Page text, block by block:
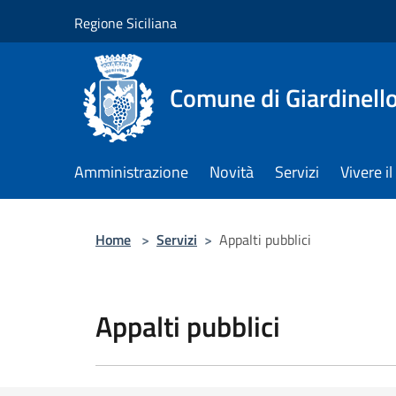
Regione Siciliana
Comune di
Amministrazione Novità Servizi Vivere
Home > Servizi > Appalti pubblici
Appalti pubblici